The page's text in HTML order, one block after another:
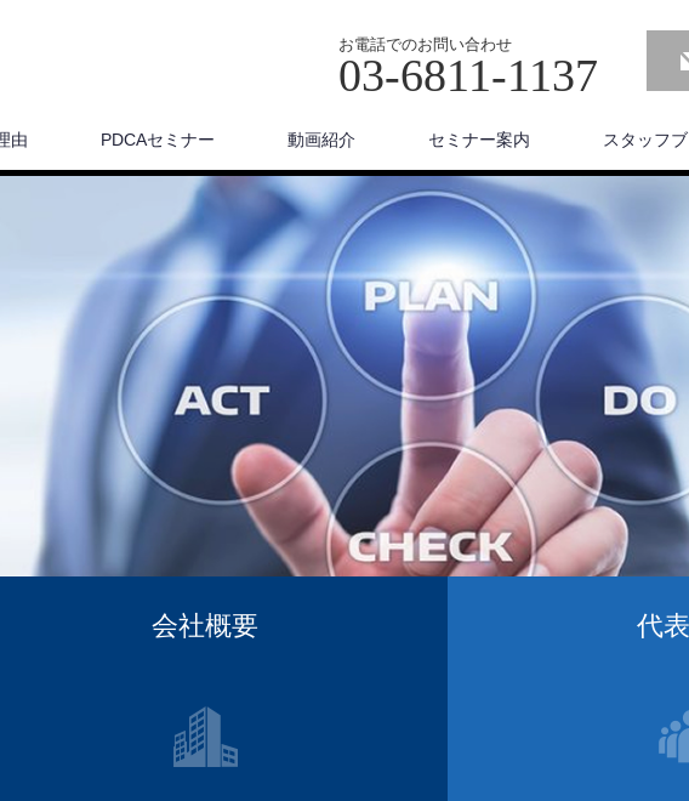
お電話でのお問い合わせ
03-6811-1137
由 PDCAセミナー 動画紹介 セミナー案内 スタッフ
会社概要 代